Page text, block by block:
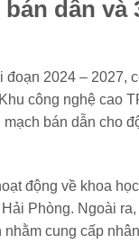
dẫn và
đoạn 2024 – 2027,
công nghệ cao
bán dẫn cho
động về khoa
Phòng. Ngoài
cung cấp